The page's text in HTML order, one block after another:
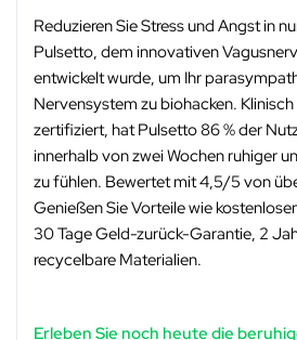
Reduzieren Sie Stress und Angst in
Pulsetto, dem innovativen
entwickelt wurde, um Ihr
Nervensystem zu biohacken.
zertifiziert, hat Pulsetto 86 % der
innerhalb von zwei Wochen ruhiger
zu fühlen. Bewertet mit 4,5/5 von
Genießen Sie Vorteile wie
30 Tage Geld-zurück-Garantie, 2
recycelbare Materialien.
Erleben Sie noch heute die